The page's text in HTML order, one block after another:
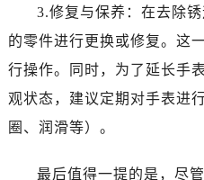
3.修复与保养：在去除
的零件进行更换或修复。这
行操作。同时，为了延长手
观状态，建议定期对手表进
圈、润滑等）。
最后值得一提的是，尽